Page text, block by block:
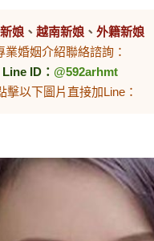
娘、 越南新娘、 外籍新娘
業婚姻介紹聯絡諮詢：
Line ID： @592arhmt
擊以下圖片直接加Line：